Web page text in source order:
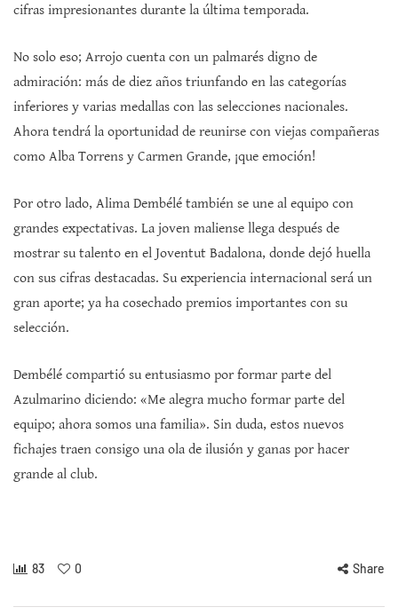
cifras impresionantes durante la última temporada.
No solo eso; Arrojo cuenta con un palmarés digno de
admiración: más de diez años triunfando en las categorías
inferiores y varias medallas con las selecciones nacionales.
Ahora tendrá la oportunidad de reunirse con viejas compañeras
como Alba Torrens y Carmen Grande, ¡que emoción!
Por otro lado, Alima Dembélé también se une al equipo con
grandes expectativas. La joven maliense llega después de
mostrar su talento en el Joventut Badalona, donde dejó huella
con sus cifras destacadas. Su experiencia internacional será un
gran aporte; ya ha cosechado premios importantes con su
selección.
Dembélé compartió su entusiasmo por formar parte del
Azulmarino diciendo: «Me alegra mucho formar parte del
equipo; ahora somos una familia». Sin duda, estos nuevos
fichajes traen consigo una ola de ilusión y ganas por hacer
grande al club.
83 0 Share